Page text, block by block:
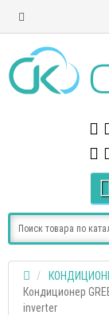
Кондиционер
inverter